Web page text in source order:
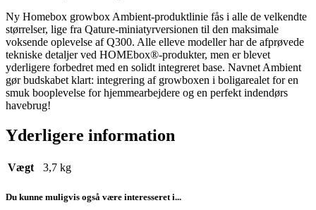
Ny Homebox growbox Ambient-produktlinie fås i alle de velkendte
størrelser, lige fra Qature-miniatyrversionen til den maksimale
voksende oplevelse af Q300. Alle elleve modeller har de afprøvede
tekniske detaljer ved HOMEbox®-produkter, men er blevet
yderligere forbedret med en solidt integreret base. Navnet Ambient
gør budskabet klart: integrering af growboxen i boligarealet for en
smuk booplevelse for hjemmearbejdere og en perfekt indendørs
havebrug!
Yderligere information
Vægt 3,7 kg
Du kunne muligvis også være interesseret i...